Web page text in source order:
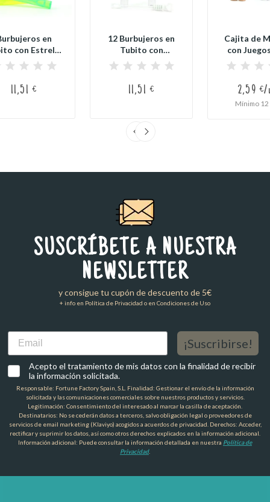
en
con Estrella
Bautizo...
11,51 €
12 Burbujeros en
Tubito con
Corazón para...
11,51 €
Cajita de
con
2,59 €/
Mínimo 12
SUSCRÍBETE A NUESTRA
NEWSLETTER
y consigue tu cupón de descuento de 5€
+ info en Política de Privacidad o en Condiciones de Uso
Email
¡Suscribirse!
Acepto el tratamiento de mis datos con la finalidad de recibir
la información solicitada.
Responsable: Fortune Factory Spain, S.L. Finalidad: Gestionar el envío de la información
solicitada y las comunicaciones comerciales sobre nuestros productos y servicios.
Legitimación: Consentimiento del interesado al marcar la casilla de aceptación.
Destinatarios: No se cederán datos a terceros, salvo obligación legal o proveedores de
servicios de email marketing (Klaviyo) acogidos a acuerdos de privacidad. Derechos: Acceder,
rectificar y suprimir los datos, así como otros derechos explicados en la información adicional.
Información adicional: Puede consultar la información detallada en nuestra Política de
Privacidad.